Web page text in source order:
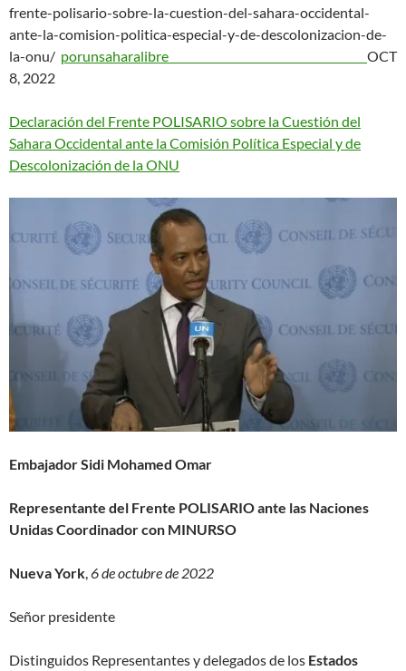
frente-polisario-sobre-la-cuestion-del-sahara-occidental-
ante-la-comision-politica-especial-y-de-descolonizacion-de-
la-onu/ porunsaharalibre OCT
8, 2022
Declaración del Frente POLISARIO sobre la Cuestión del
Sahara Occidental ante la Comisión Política Especial y de
Descolonización de la ONU
Embajador Sidi Mohamed Omar
Representante del Frente POLISARIO ante las Naciones
Unidas Coordinador con MINURSO
Nueva York,6 de octubre de 2022
Señor presidente
Distinguidos Representantes y delegados de los Estados